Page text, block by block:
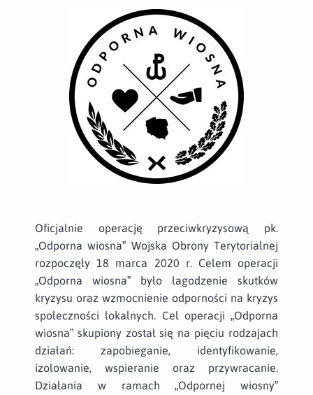
Oficjalnie operację przeciwkryzysową pk.
„Odporna wiosna” Wojska Obrony Terytorialnej
rozpoczęły 18 marca 2020 r. Celem operacji
„Odporna wiosna” było łagodzenie skutków
kryzysu oraz wzmocnienie odporności na kryzys
społeczności lokalnych. Cel operacji „Odporna
wiosna” skupiony został się na pięciu rodzajach
działań: zapobieganie, identyfikowanie,
izolowanie, wspieranie oraz przywracanie.
Działania w ramach „Odpornej wiosny”